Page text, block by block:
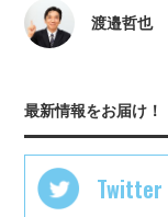
渡邉哲也
最新情報をお届け！
Twitter